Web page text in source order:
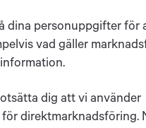
dina personuppgifter för
vad gäller
dig att vi använder
direktmarknadsföring.